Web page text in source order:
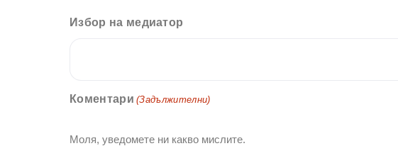
Избор на медиатор
Коментари (Задължителни)
Моля, уведомете ни какво мислите.